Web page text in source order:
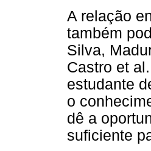
A relação
também
Silva,
Castro et
estudante
o
dê a
suficiente